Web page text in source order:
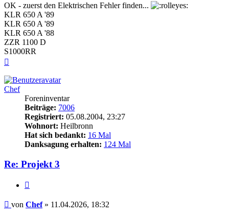
OK - zuerst den Elektrischen Fehler finden...
KLR 650 A '89
KLR 650 A '89
KLR 650 A '88
ZZR 1100 D
S1000RR
Chef
Foreninventar
Beiträge: 7006
Registriert: 05.08.2004, 23:27
Wohnort: Heilbronn
Hat sich bedankt: 16 Mal
Danksagung erhalten: 124 Mal
Re: Projekt 3
Beitrag
von Chef» 11.04.2026, 18:32